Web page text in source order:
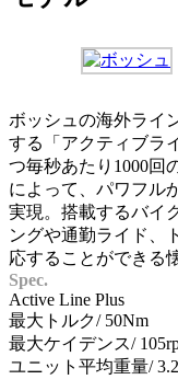
ボッシュの海外ライ
する「アクティブラ
つ毎秒あたり1000回
によって、パワフル
実現。搭載するバイ
ングや通勤ライド、
応することができる
Spec.
Active Line Plus
最大トルク/ 50Nm
最大ケイデンス/
ユニット平均重量/